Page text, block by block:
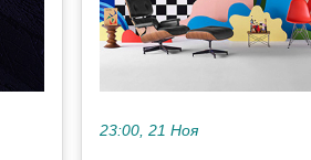
23:00, 21 Ноя